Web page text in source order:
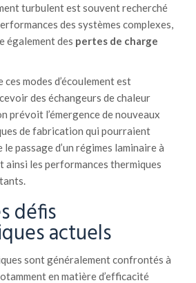
turbulent est souvent recherché
des systèmes complexes,
également des pertes de charge
ces modes d’écoulement est
des échangeurs de chaleur
prévoit l’émergence de nouveaux
de fabrication qui pourraient
passage d’un régimes laminaire à
les performances thermiques
défis
actuels
sont généralement confrontés à
en matière d’efficacité